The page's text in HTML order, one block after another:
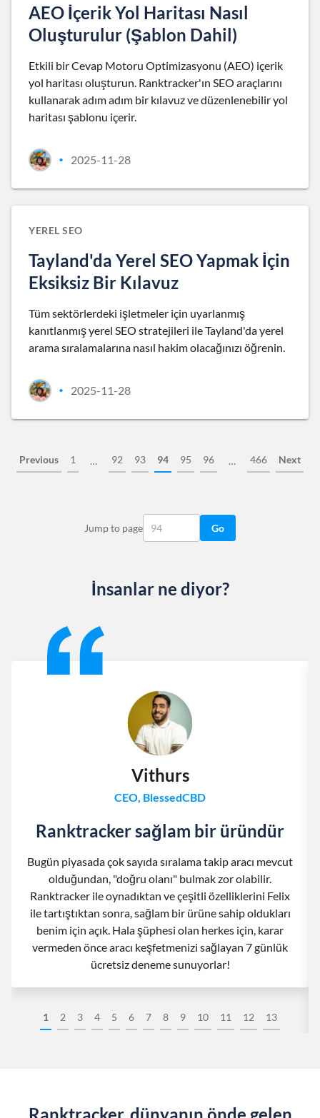
AEO İçerik Yol Haritası Nasıl
Oluşturulur (Şablon Dahil)
Etkili bir Cevap Motoru Optimizasyonu (AEO) içerik
yol haritası oluşturun. Ranktracker'ın SEO araçlarını
kullanarak adım adım bir kılavuz ve düzenlenebilir yol
haritası şablonu içerir.
• 2025-11-28
YEREL SEO
Tayland'da Yerel SEO Yapmak İçin
Eksiksiz Bir Kılavuz
Tüm sektörlerdeki işletmeler için uyarlanmış
kanıtlanmış yerel SEO stratejileri ile Tayland'da yerel
arama sıralamalarına nasıl hakim olacağınızı öğrenin.
• 2025-11-28
Previous 1 … 92 93 94 95 96 … 466 Next
Jump to page Go
İnsanlar ne diyor?
1 2 3 4 5 6 7 8 9 10 11 12 13
Vithurs
CEO, BlessedCBD
Ranktracker sağlam bir üründür
Bugün piyasada çok sayıda sıralama takip aracı mevcut
olduğundan, "doğru olanı" bulmak zor olabilir.
Ranktracker ile oynadıktan ve çeşitli özelliklerini Felix
ile tartıştıktan sonra, sağlam bir ürüne sahip oldukları
benim için açık. Hala şüphesi olan herkes için, karar
vermeden önce aracı keşfetmenizi sağlayan 7 günlük
ücretsiz deneme sunuyorlar!